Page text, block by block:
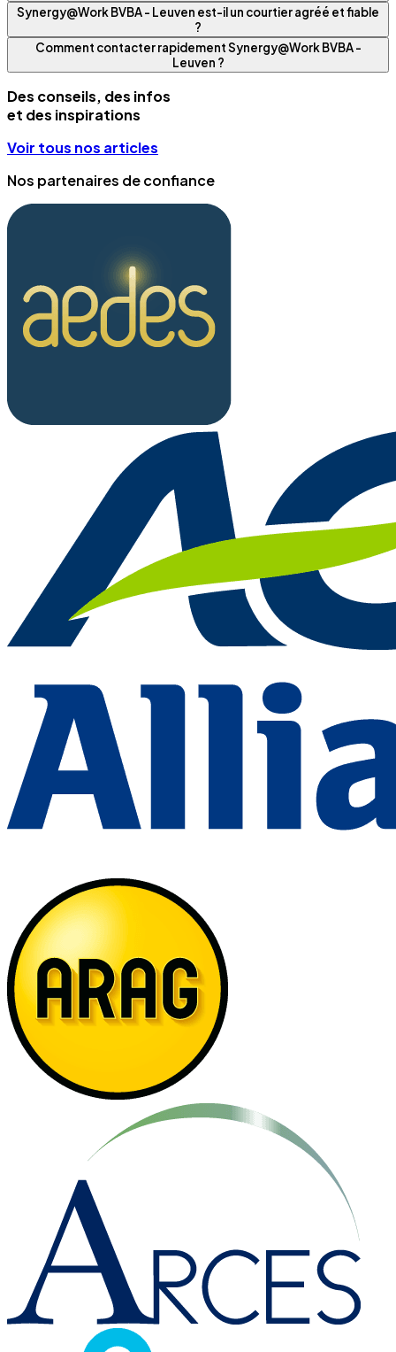
Synergy@Work BVBA - Leuven est-il un courtier agréé et fiable
?
Comment contacter rapidement Synergy@Work BVBA -
Leuven ?
Des conseils, des infos
et des inspirations
Voir tous nos articles
Nos partenaires de confiance